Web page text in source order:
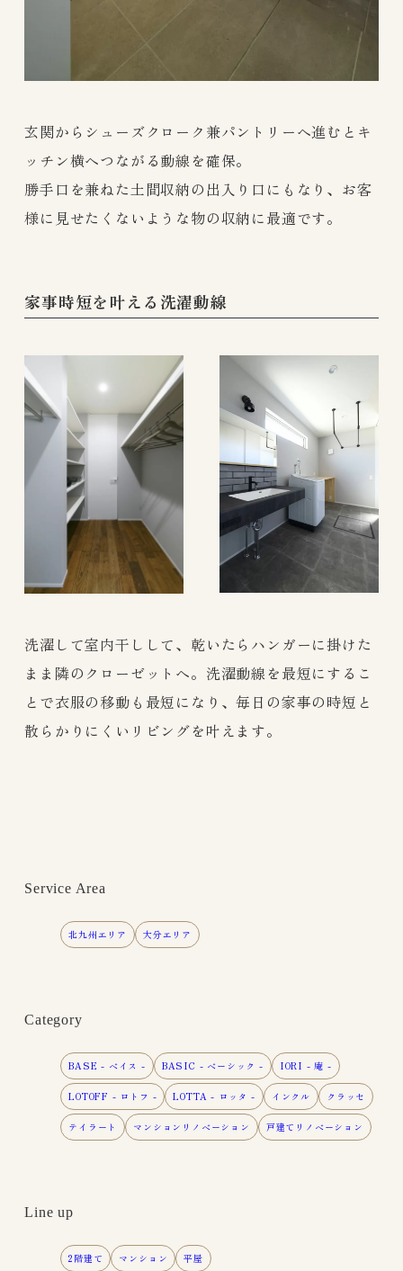
玄関からシューズクローク兼パントリーへ進むとキ
ッチン横へつながる動線を確保。
勝手口を兼ねた土間収納の出入り口にもなり、お客
様に見せたくないような物の収納に最適です。
家事時短を叶える洗濯動線
洗濯して室内干しして、乾いたらハンガーに掛けた
まま隣のクローゼットへ。洗濯動線を最短にするこ
とで衣服の移動も最短になり、毎日の家事の時短と
散らかりにくいリビングを叶えます。
Service Area
北九州エリア 大分エリア
Category
BASE - ベイス - BASIC - ベーシック - IORI - 庵 -
LOTOFF - ロトフ - LOTTA - ロッタ - インクル クラッセ
テイラート マンションリノベーション 戸建てリノベーション
Line up
2階建て マンション 平屋